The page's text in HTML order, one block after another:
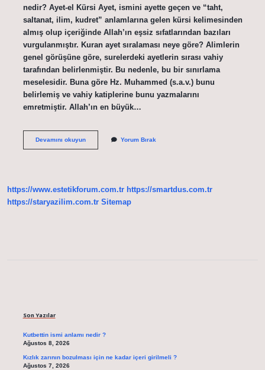
nedir? Ayet-el Kürsi Ayet, ismini ayette geçen ve “taht,
saltanat, ilim, kudret” anlamlarına gelen kürsi kelimesinden
almış olup içeriğinde Allah’ın eşsiz sıfatlarından bazıları
vurgulanmıştır. Kuran ayet sıralaması neye göre? Alimlerin
genel görüşüne göre, surelerdeki ayetlerin sırası vahiy
tarafından belirlenmiştir. Bu nedenle, bu bir sınırlama
meselesidir. Buna göre Hz. Muhammed (s.a.v.) bunu
belirlemiş ve vahiy katiplerine bunu yazmalarını
emretmiştir. Allah’ın en büyük…
Devamını okuyunKurandaki
Yorum Bırak
https://www.estetikforum.com.tr https://smartdus.com.tr
https://staryazilim.com.tr Sitemap
Son Yazılar
Kutbettin ismi anlamı nedir ?
Ağustos 8, 2026
Kızlık zarının bozulması için ne kadar içeri girilmeli ?
Ağustos 7, 2026